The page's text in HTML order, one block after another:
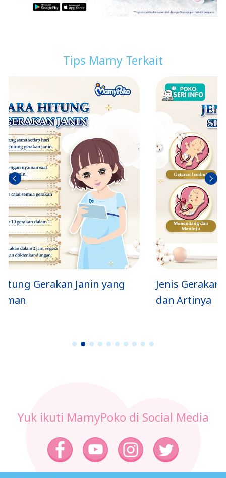
Tips Mamy Terkait
Jenis Gerakan Si Kecil di Dalam Perut
dan Artinya
Sebel
umn
ya
Berik
utny
1 2 3 4 5 6 7 8 9 1
Yuk ikuti MamyPoko di Social Media